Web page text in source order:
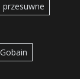
przesuwne